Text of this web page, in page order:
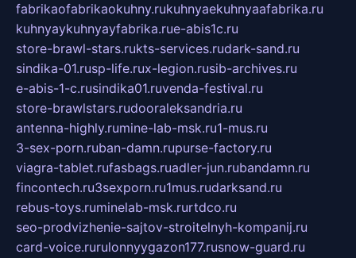
fabrikaofabrikaokuhny.rukuhnyaekuhnyaafabrika.ru
kuhnyaykuhnyayfabrika.rue-abis1c.ru
store-brawl-stars.rukts-services.rudark-sand.ru
sindika-01.rusp-life.rux-legion.rusib-archives.ru
e-abis-1-c.rusindika01.ruvenda-festival.ru
store-brawlstars.rudooraleksandria.ru
antenna-highly.rumine-lab-msk.ru1-mus.ru
3-sex-porn.ruban-damn.rupurse-factory.ru
viagra-tablet.rufasbags.ruadler-jun.rubandamn.ru
fincontech.ru3sexporn.ru1mus.rudarksand.ru
rebus-toys.ruminelab-msk.rurtdco.ru
seo-prodvizhenie-sajtov-stroitelnyh-kompanij.ru
card-voice.rurulonnyygazon177.rusnow-guard.ru